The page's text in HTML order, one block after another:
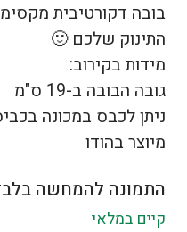
בובה דקורטיבית
התינוק שלכם 🙂
מידות בקירוב:
גובה הבובה ב-19 ס"מ
ניתן לכבס במכונה
מיוצר בהודו
התמונה להמחשה
קיים במלאי